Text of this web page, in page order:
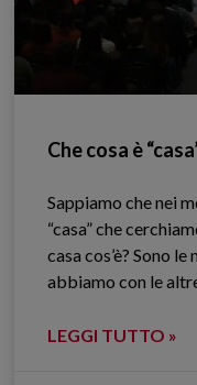
Che cosa è
Sappiamo che nei
“casa” che
casa cos’è? Sono
abbiamo con le
LEGGI TUTTO »